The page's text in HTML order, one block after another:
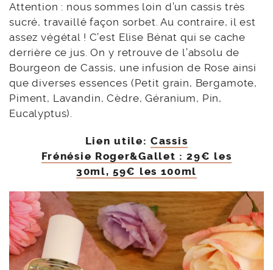
Attention : nous sommes loin d’un cassis très
sucré, travaillé façon sorbet. Au contraire, il est
assez végétal ! C’est Elise Bénat qui se cache
derrière ce jus. On y retrouve de l’absolu de
Bourgeon de Cassis, une infusion de Rose ainsi
que diverses essences (Petit grain, Bergamote,
Piment, Lavandin, Cèdre, Géranium, Pin,
Eucalyptus).
Lien utile: Cassis
Frénésie Roger&Gallet : 29€ les
30ml, 59€ les 100ml